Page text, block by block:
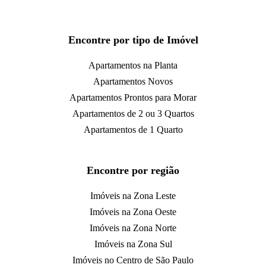
Encontre por tipo de Imóvel
Apartamentos na Planta
Apartamentos Novos
Apartamentos Prontos para Morar
Apartamentos de 2 ou 3 Quartos
Apartamentos de 1 Quarto
Encontre por região
Imóveis na Zona Leste
Imóveis na Zona Oeste
Imóveis na Zona Norte
Imóveis na Zona Sul
Imóveis no Centro de São Paulo